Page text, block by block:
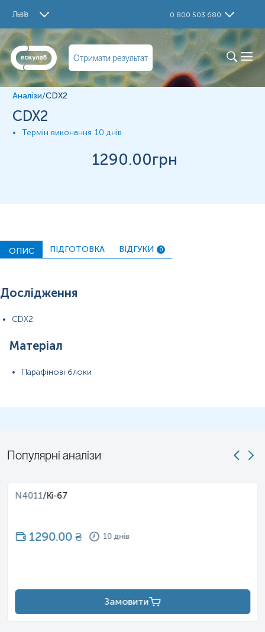
Львів 0 800 503 680
Отримати результат
CDX2
Матеріал
Парафінові блоки
вимірювань можуть змінюватися у відповідності до зміни
тест-систем.
Аналізи/CDX2
CDX2
Термін виконання 10 днів
1290.00грн
ОПИС ПІДГОТОВКА ВІДГУКИ 0
Дослідження
CDX2
Матеріал
Парафінові блоки
Популярні аналізи
N4011/Ki-67
1290.00₴ 10 днів
Замовити